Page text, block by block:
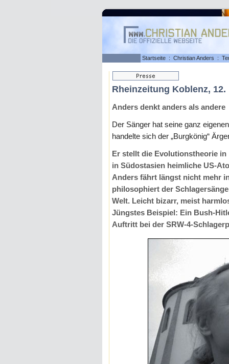
Startseite : Christian Anders :
Rheinzeitung Koblenz, 12.
Anders denkt anders als andere
Der Sänger hat seine ganz
handelte sich der „Burgkönig“
Er stellt die Evolutionstheorie
in Südostasien heimliche US-
Anders fährt längst nicht mehr
philosophiert der
Welt. Leicht bizarr, meist
Jüngstes Beispiel: Ein Bush-
Auftritt bei der SRW-4-